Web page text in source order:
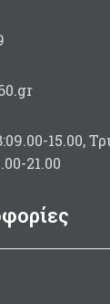
15.00,
21.00